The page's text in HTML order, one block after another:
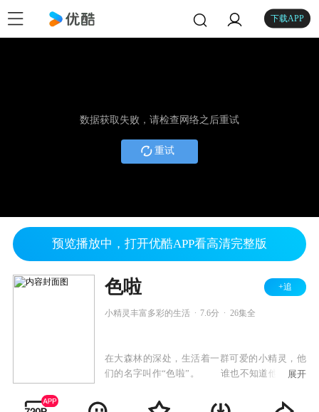
下载APP
数据获取失败，请检查网络之后重试
重试
预览播放中，打开优酷APP看高清完整版
色啦 +追
小精灵丰富多彩的生活 7.6分 26集全
在大森林的深处，生活着一群可爱的小精灵，他
们的名字叫作“色啦”。 谁也不知道他们的来
们色彩缤纷，善良可爱。听说他们是颜色的精
展开